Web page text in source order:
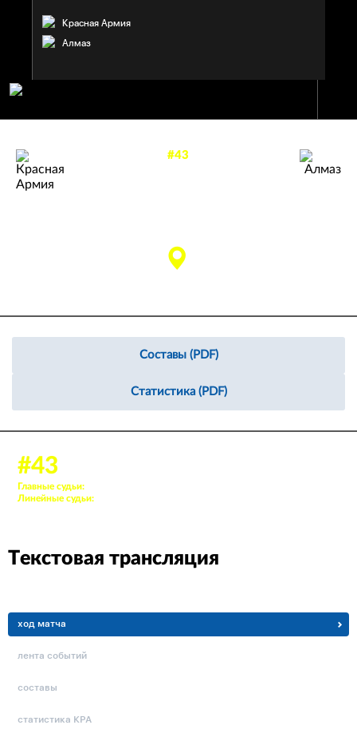
Красная Армия
Алмаз
#43
Составы (PDF)
Статистика (PDF)
#43
Главные судьи:
Линейные судьи:
Текстовая трансляция
ход матча
лента событий
составы
статистика КРА